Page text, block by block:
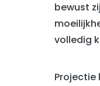
bewust
volledig
Projectie